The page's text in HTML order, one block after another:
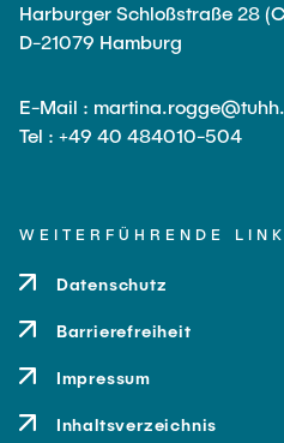
Harburger Schloßstraße 28
D-21079 Hamburg
E-Mail :
Tel : +49 40 484010-504
WEITERFÜHRENDE
Datenschutz
Barrierefreiheit
Impressum
Inhaltsverzeichnis